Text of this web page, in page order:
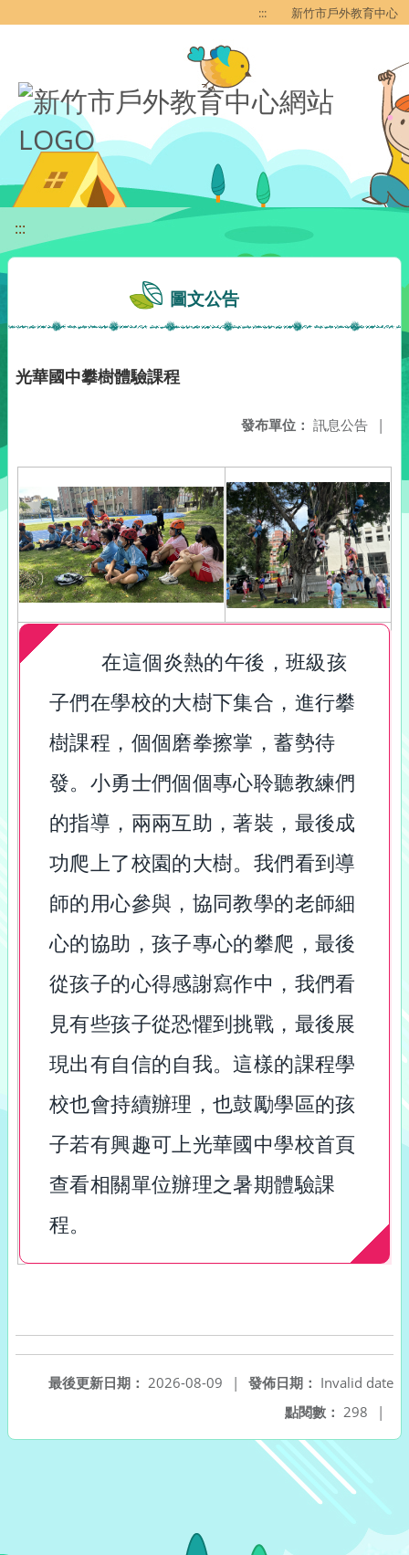
::: 新竹市戶外教育中心
:::
圖文公告
光華國中攀樹體驗課程
發布單位： 訊息公告 |
在這個炎熱的午後，班級孩
子們在學校的大樹下集合，進行攀
樹課程，個個磨拳擦掌，蓄勢待
發。小勇士們個個專心聆聽教練們
的指導，兩兩互助，著裝，最後成
功爬上了校園的大樹。我們看到導
師的用心參與，協同教學的老師細
心的協助，孩子專心的攀爬，最後
從孩子的心得感謝寫作中，我們看
見有些孩子從恐懼到挑戰，最後展
現出有自信的自我。這樣的課程學
校也會持續辦理，也鼓勵學區的孩
子若有興趣可上光華國中學校首頁
查看相關單位辦理之暑期體驗課
程。
發佈日期： Invalid date
最後更新日期： 2026-08-09
|
點閱數： 298 |